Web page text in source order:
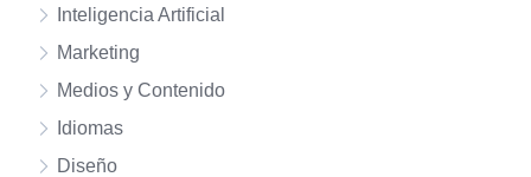
Inteligencia Artificial
Marketing
Medios y Contenido
Idiomas
Diseño